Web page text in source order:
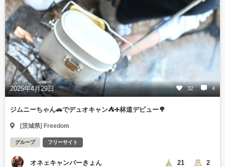
2025年4月29日 32 4
ジムニーちゃん🚗でデュオキャン⛺️➕林道デビュー🌳
[茨城県] Freedom
グループ フリーサイト
オネェキャンパーきょん 21 2